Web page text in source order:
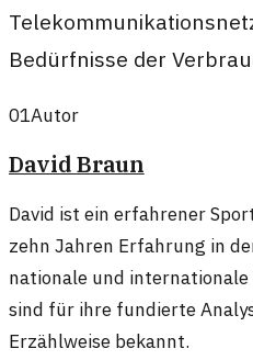
Bedürfnisse der
01Autor
David Braun
David ist ein erfahrener
zehn Jahren Erfahrung in
nationale und
sind für ihre fundierte
Erzählweise bekannt.